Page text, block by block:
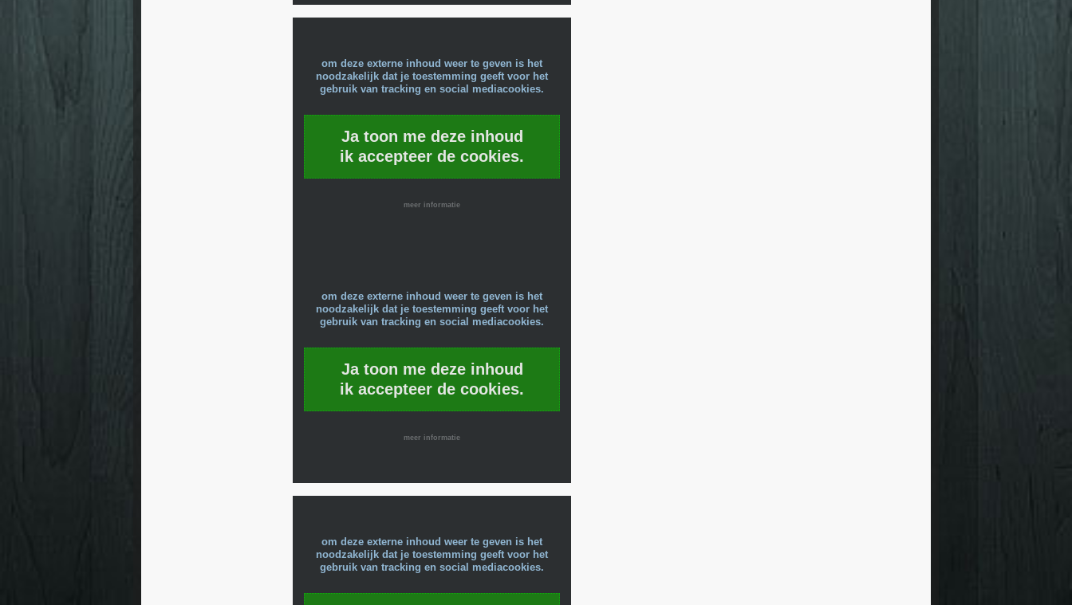
om deze externe inhoud weer te geven is het
noodzakelijk dat je toestemming geeft voor het
gebruik van tracking en social mediacookies.
Ja toon me deze inhoud
ik accepteer de cookies.
meer informatie
om deze externe inhoud weer te geven is het
noodzakelijk dat je toestemming geeft voor het
gebruik van tracking en social mediacookies.
Ja toon me deze inhoud
ik accepteer de cookies.
meer informatie
om deze externe inhoud weer te geven is het
noodzakelijk dat je toestemming geeft voor het
gebruik van tracking en social mediacookies.